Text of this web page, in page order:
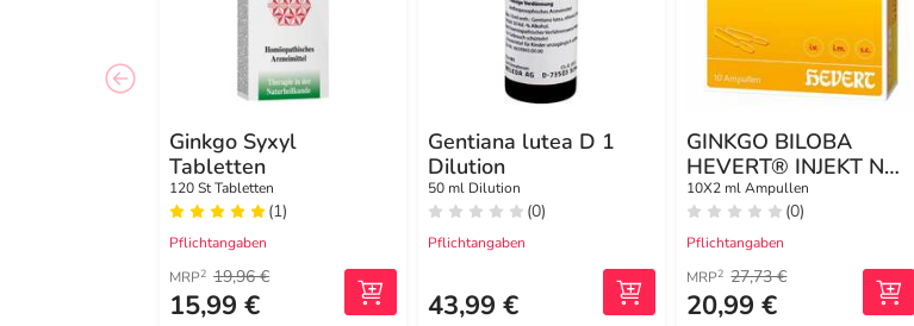
Ginkgo Syxyl
Tabletten
120 St Tabletten
(1)
Pflichtangaben
MRP2 19,96 €
15,99 €
Gentiana lutea D 1
Dilution
50 ml Dilution
(0)
Pflichtangaben
43,99 €
GINKGO BILOBA
HEVERT® INJEKT N
Ampullen
10X2 ml Ampullen
(0)
Pflichtangaben
MRP2 27,73 €
20,99 €